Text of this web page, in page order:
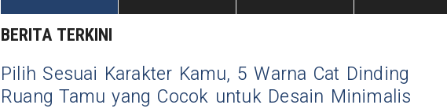
BERITA TERKINI
Pilih Sesuai Karakter Kamu, 5 Warna Cat Dinding
Ruang Tamu yang Cocok untuk Desain Minimalis